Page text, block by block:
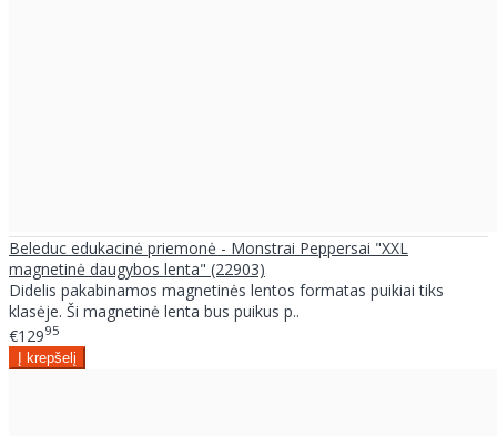
Beleduc edukacinė priemonė - Monstrai Peppersai "XXL
magnetinė daugybos lenta" (22903)
Didelis pakabinamos magnetinės lentos formatas puikiai tiks
klasėje. Ši magnetinė lenta bus puikus p..
€12995